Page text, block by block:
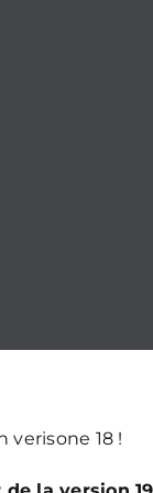
verisone 18 !